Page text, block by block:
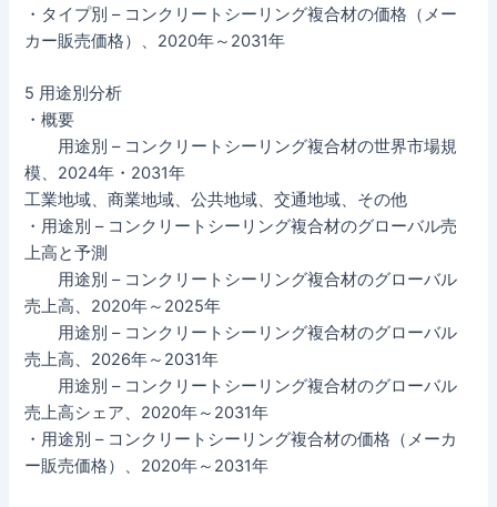
・タイプ別 – コンクリートシーリング複合材の価格（メー
カー販売価格）、2020年～2031年
5 用途別分析
・概要
用途別 – コンクリートシーリング複合材の世界市場規
模、2024年・2031年
工業地域、商業地域、公共地域、交通地域、その他
・用途別 – コンクリートシーリング複合材のグローバル売
上高と予測
用途別 – コンクリートシーリング複合材のグローバル
売上高、2020年～2025年
用途別 – コンクリートシーリング複合材のグローバル
売上高、2026年～2031年
用途別 – コンクリートシーリング複合材のグローバル
売上高シェア、2020年～2031年
・用途別 – コンクリートシーリング複合材の価格（メーカ
ー販売価格）、2020年～2031年